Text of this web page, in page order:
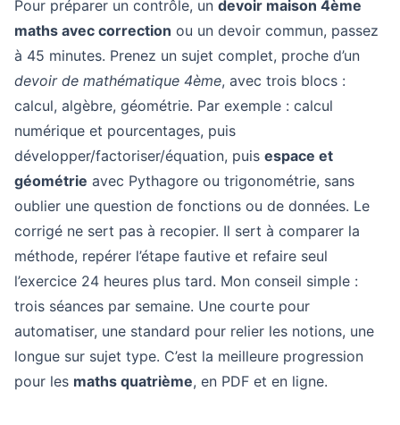
Pour préparer un contrôle, un devoir maison 4ème
maths avec correction ou un devoir commun, passez
à 45 minutes. Prenez un sujet complet, proche d’un
devoir de mathématique 4ème, avec trois blocs :
calcul, algèbre, géométrie. Par exemple : calcul
numérique et pourcentages, puis
développer/factoriser/équation, puis espace et
géométrie avec Pythagore ou trigonométrie, sans
oublier une question de fonctions ou de données. Le
corrigé ne sert pas à recopier. Il sert à comparer la
méthode, repérer l’étape fautive et refaire seul
l’exercice 24 heures plus tard. Mon conseil simple :
trois séances par semaine. Une courte pour
automatiser, une standard pour relier les notions, une
longue sur sujet type. C’est la meilleure progression
pour les maths quatrième, en PDF et en ligne.